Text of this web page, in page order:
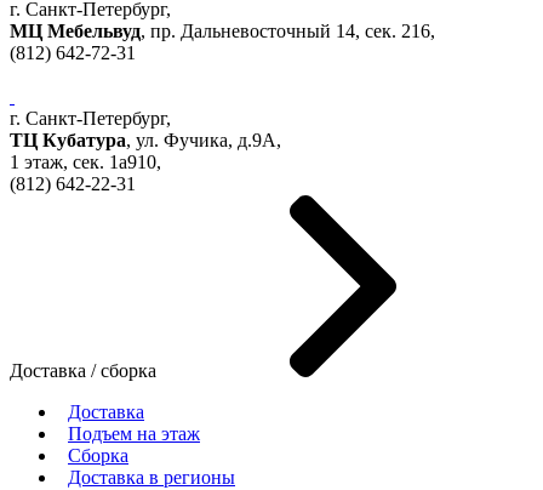
г. Санкт-Петербург,
МЦ Мебельвуд, пр. Дальневосточный 14, сек. 216,
(812) 642-72-31
г. Санкт-Петербург,
ТЦ Кубатура, ул. Фучика, д.9А,
1 этаж, сек. 1a910,
(812) 642-22-31
Доставка / сборка
Доставка
Подъем на этаж
Сборка
Доставка в регионы